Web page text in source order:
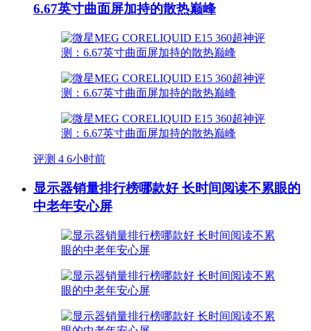
6.67英寸曲面屏加持的散热巅峰
评测 4 6小时前
显示器销量排行榜哪款好 长时间阅读不累眼的
中老年安心屏